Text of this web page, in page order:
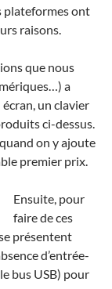
plateformes ont
raisons.
que nous
a
un clavier
ci-dessus.
on y ajoute
premier prix.
Ensuite, pour
faire de ces
présentent
d’entrée-
bus USB) pour